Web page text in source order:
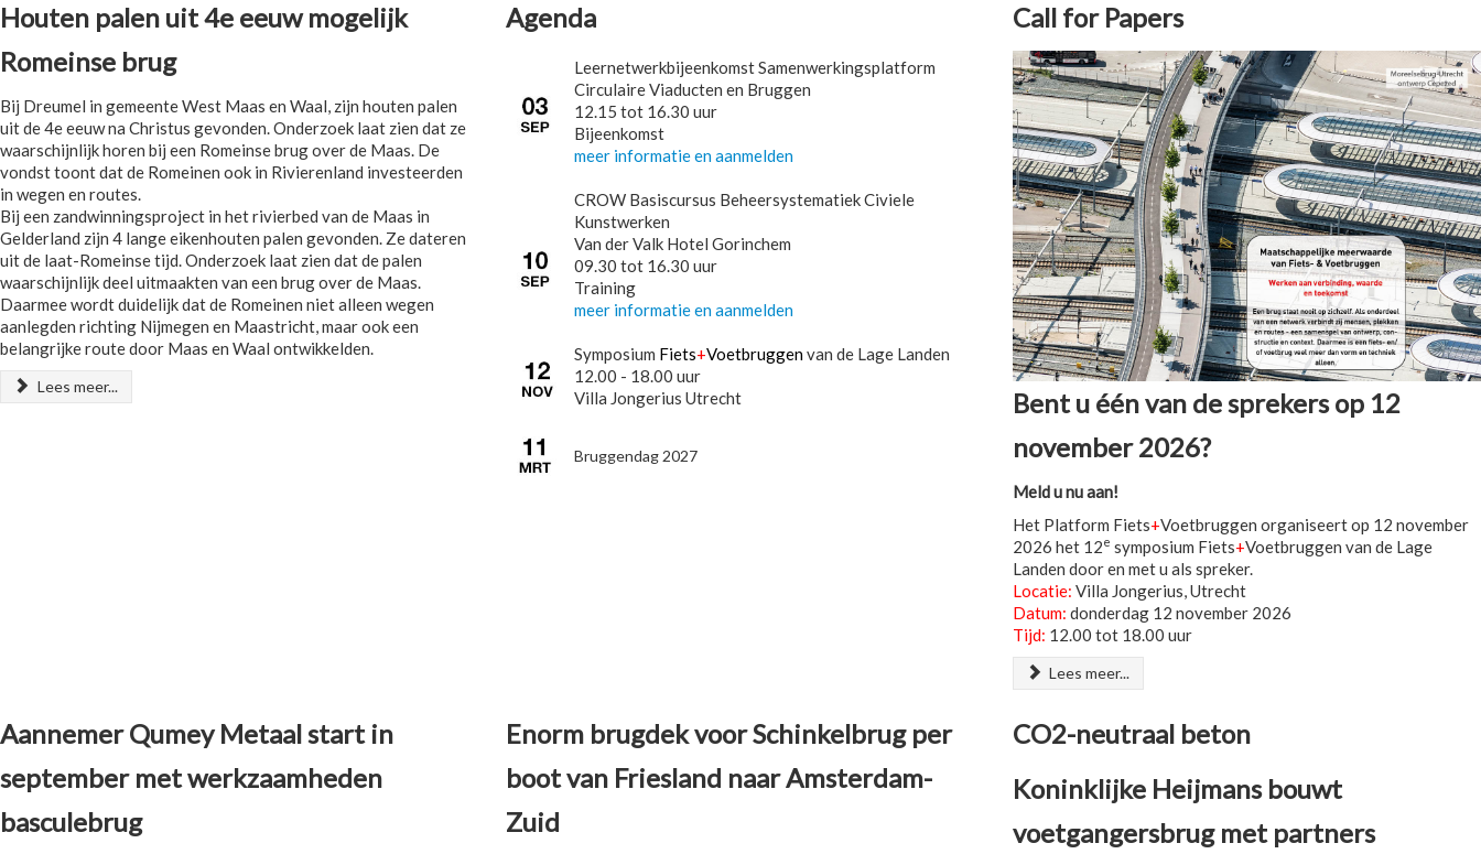
Houten palen uit 4e eeuw mogelijk
Romeinse brug
Bij Dreumel in gemeente West Maas en Waal, zijn houten palen
uit de 4e eeuw na Christus gevonden. Onderzoek laat zien dat ze
waarschijnlijk horen bij een Romeinse brug over de Maas. De
vondst toont dat de Romeinen ook in Rivierenland investeerden
in wegen en routes.
Bij een zandwinningsproject in het rivierbed van de Maas in
Gelderland zijn 4 lange eikenhouten palen gevonden. Ze dateren
uit de laat-Romeinse tijd. Onderzoek laat zien dat de palen
waarschijnlijk deel uitmaakten van een brug over de Maas.
Daarmee wordt duidelijk dat de Romeinen niet alleen wegen
aanlegden richting Nijmegen en Maastricht, maar ook een
belangrijke route door Maas en Waal ontwikkelden.
Lees meer...
Agenda
Leernetwerkbijeenkomst Samenwerkingsplatform
Circulaire Viaducten en Bruggen
12.15 tot 16.30 uur
Bijeenkomst
meer informatie en aanmelden
CROW Basiscursus Beheersystematiek Civiele
Kunstwerken
Van der Valk Hotel Gorinchem
09.30 tot 16.30 uur
Training
meer informatie en aanmelden
Symposium Fiets+Voetbruggenvan de Lage Landen
12.00 - 18.00 uur
Villa Jongerius Utrecht
Bruggendag 2027
Call for Papers
Bent u één van de sprekers op 12
november 2026?
Meld u nu aan!
Het Platform Fiets+Voetbruggen organiseert op 12 november
2026 het 12e symposium Fiets+Voetbruggen van de Lage
Landen door en met u als spreker.
Locatie: Villa Jongerius, Utrecht
Datum: donderdag 12 november 2026
Tijd: 12.00 tot 18.00 uur
Lees meer...
Aannemer Qumey Metaal start in
september met werkzaamheden
basculebrug
Enorm brugdek voor Schinkelbrug per
boot van Friesland naar Amsterdam-
Zuid
CO2-neutraal beton
Koninklijke Heijmans bouwt
voetgangersbrug met partners